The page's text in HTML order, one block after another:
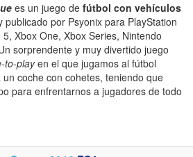
es un juego de fútbol con vehículos
publicado por Psyonix para PlayStation
Xbox One, Xbox Series, Nintendo
sorprendente y muy divertido juego
to-playen el que jugamos al fútbol
coche con cohetes, teniendo que
para enfrentarnos a jugadores de todo